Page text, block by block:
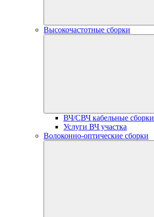
Высокочастотные сборки
ВЧ/СВЧ кабельные сборки
Услуги ВЧ участка
Волоконно-оптические сборки